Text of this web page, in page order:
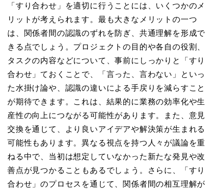
「すり合わせ」を適切に行うことには、いくつかのメ
リットが考えられます。最も大きなメリットの一つ
は、関係者間の認識のずれを防ぎ、共通理解を形成で
きる点でしょう。プロジェクトの目的や各自の役割、
タスクの内容などについて、事前にしっかりと「すり
合わせ」ておくことで、「言った、言わない」といっ
た水掛け論や、認識の違いによる手戻りを減らすこと
が期待できます。これは、結果的に業務の効率化や生
産性の向上につながる可能性があります。また、意見
交換を通じて、より良いアイデアや解決策が生まれる
可能性もあります。異なる視点を持つ人々が議論を重
ねる中で、当初は想定していなかった新たな発見や改
善点が見つかることもあるでしょう。さらに、「すり
合わせ」のプロセスを通じて、関係者間の相互理解が